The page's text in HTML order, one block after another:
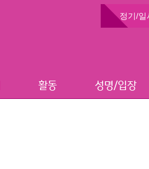
정기/일
활동 성명/입장